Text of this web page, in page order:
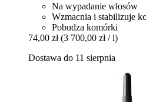
Na wypadanie włosów
Wzmacnia i stabilizuje
Pobudza komórki
74,00 zł (3 700,00 zł / l)
Dostawa do 11 sierpnia